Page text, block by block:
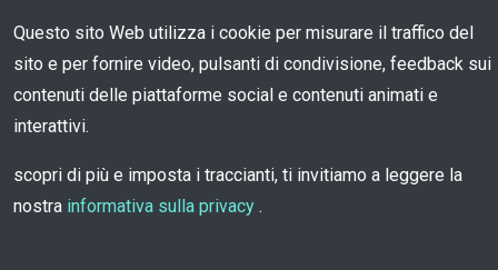
Seguiteci: Qualche
Domanda?
Media
Kit
App Per
Mobili
Questo sito Web utilizza i cookie per misurare il traffico del
sito e per fornire video, pulsanti di condivisione, feedback sui
contenuti delle piattaforme social e contenuti animati e
interattivi.
scopri di più e imposta i traccianti, ti invitiamo a leggere la
nostra informativa sulla privacy .